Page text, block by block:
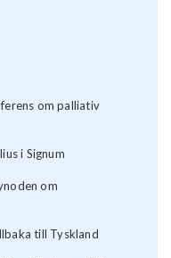
om palliativ
i Signum
om
till Tyskland